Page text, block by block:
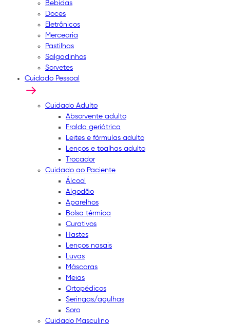
Bebidas
Doces
Eletrônicos
Mercearia
Pastilhas
Salgadinhos
Sorvetes
Cuidado Pessoal
Cuidado Adulto
Absorvente adulto
Fralda geriátrica
Leites e fórmulas adulto
Lenços e toalhas adulto
Trocador
Cuidado ao Paciente
Álcool
Algodão
Aparelhos
Bolsa térmica
Curativos
Hastes
Lenços nasais
Luvas
Máscaras
Meias
Ortopédicos
Seringas/agulhas
Soro
Cuidado Masculino